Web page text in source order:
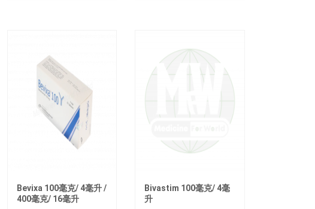
Bevixa 100毫克/ 4毫升 /
400毫克/ 16毫升
Bivastim 100毫克/ 4毫
升